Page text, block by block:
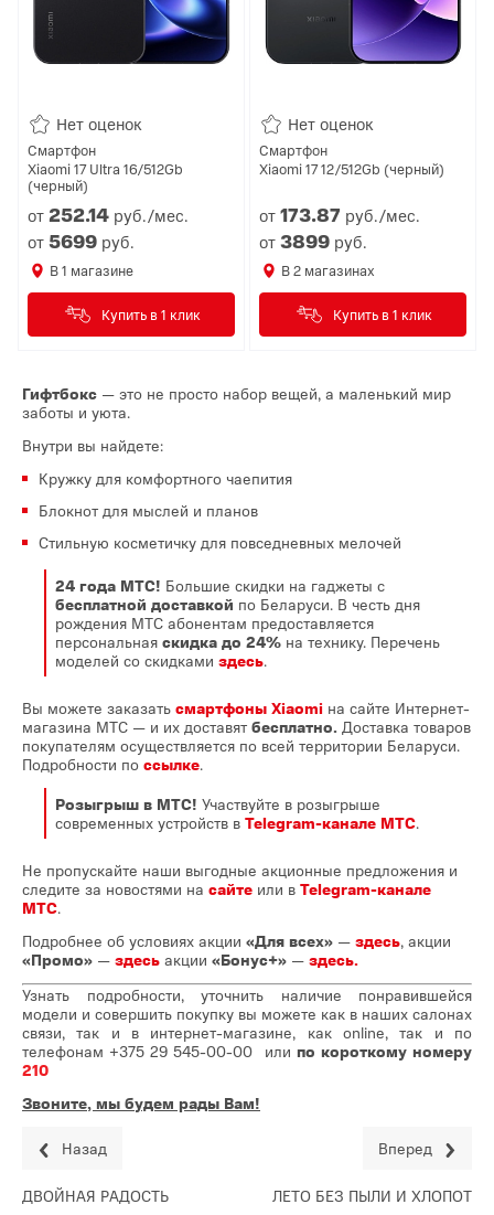
Нет оценок
Смартфон
Xiaomi 17 Ultra 16/512Gb
(черный)
от252.14 руб./мес.
от5699 руб.
В1 магазине
Купить в 1 клик
Нет оценок
Смартфон
Xiaomi 17 12/512Gb (черный)
от173.87 руб./мес.
от3899 руб.
В2 магазинах
Купить в 1 клик
Гифтбокс — это не просто набор вещей, а маленький мир
заботы и уюта.
Внутри вы найдете:
Кружку для комфортного чаепития
Блокнот для мыслей и планов
Стильную косметичку для повседневных мелочей
24 года МТС! Большие скидки на гаджеты с
бесплатной доставкой по Беларуси. В честь дня
рождения МТС абонентам предоставляется
персональная скидка до 24% на технику. Перечень
моделей со скидками здесь.
Вы можете заказать смартфоны Xiaomi на сайте Интернет-
магазина МТС — и их доставят бесплатно. Доставка товаров
покупателям осуществляется по всей территории Беларуси.
Подробности по ссылке.
Розыгрыш в МТС! Участвуйте в розыгрыше
современных устройств в Telegram-канале МТС.
Не пропускайте наши выгодные акционные предложения и
следите за новостями на сайте или в Telegram-канале
МТС.
Подробнее об условиях акции «Для всех» — здесь, акции
«Промо» — здесь акции «Бонус+» — здесь.
Узнать подробности, уточнить наличие понравившейся
модели и совершить покупку вы можете как в наших салонах
связи, так и в интернет-магазине, как online, так и по
телефонам +375 29 545-00-00 или по короткому номеру
210
Звоните, мы будем рады Вам!
Назад
ДВОЙНАЯ РАДОСТЬ
Вперед
ЛЕТО БЕЗ ПЫЛИ И ХЛОПОТ